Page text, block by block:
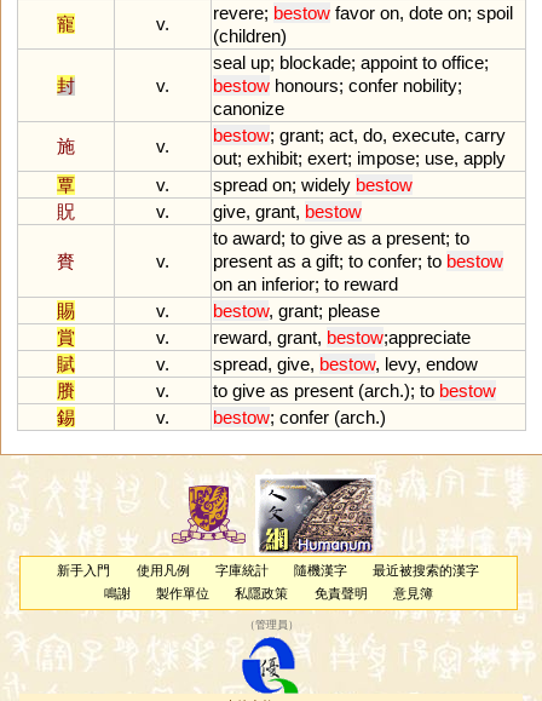
寵
v.
revere; bestow favor on, dote on; spoil
(children)
封 v.
seal up; blockade; appoint to office;
bestow honours; confer nobility;
canonize
施
v.
bestow; grant; act, do, execute, carry
out; exhibit; exert; impose; use, apply
覃
v. spread on; widely bestow
貺
v. give, grant, bestow
賚 v.
to award; to give as a present; to
present as a gift; to confer; to bestow
on an inferior; to reward
賜
v. bestow, grant; please
賞
v. reward, grant, bestow;appreciate
賦
v. spread, give, bestow, levy, endow
賸
v. to give as present (arch.); to bestow
錫
v. bestow; confer (arch.)
新手入門 使用凡例 字庫統計 隨機漢字
最近被搜索的漢字
鳴謝
製作單位 私隱政策 免責聲明 意見簿
（管理員 ）